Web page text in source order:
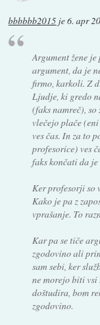
bbbbbb2015 je6. apr
Argument žene
argument, da je
firmo, karkoli. Z
Ljudje, ki gredo
(faks namreč),
vlečejo plače
ves čas. In za to
profesorice) ves
faks končati da
Ker profesorji so
Kako je pa z
vprašanje. To
Kar pa se tiče
zgodovino ali
sam sebi, ker
ne morejo biti
doštudira, bom
zgodovino.